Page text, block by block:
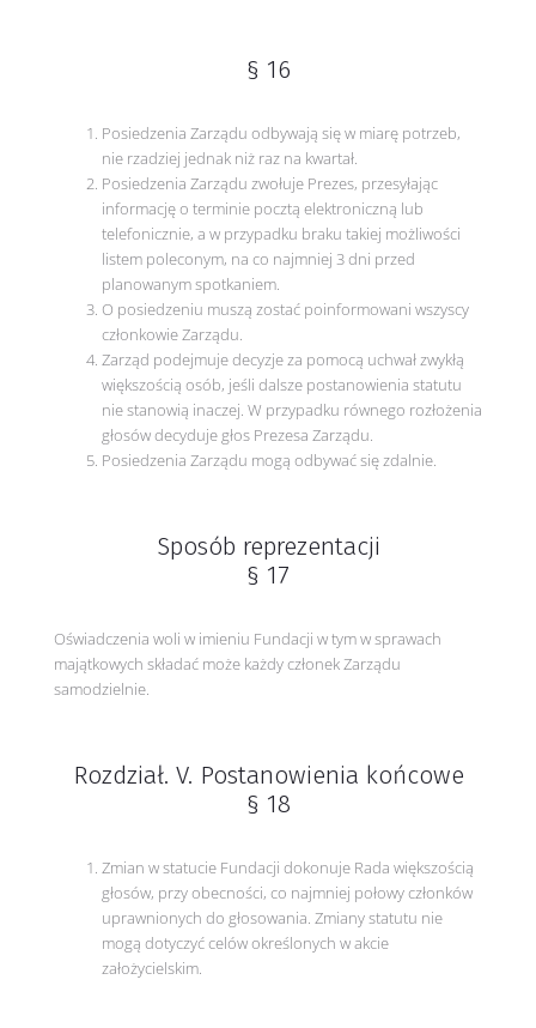
§ 16
Posiedzenia Zarządu odbywają się w miarę potrzeb,
nie rzadziej jednak niż raz na kwartał.
Posiedzenia Zarządu zwołuje Prezes, przesyłając
informację o terminie pocztą elektroniczną lub
telefonicznie, a w przypadku braku takiej możliwości
listem poleconym, na co najmniej 3 dni przed
planowanym spotkaniem.
O posiedzeniu muszą zostać poinformowani wszyscy
członkowie Zarządu.
Zarząd podejmuje decyzje za pomocą uchwał zwykłą
większością osób, jeśli dalsze postanowienia statutu
nie stanowią inaczej. W przypadku równego rozłożenia
głosów decyduje głos Prezesa Zarządu.
Posiedzenia Zarządu mogą odbywać się zdalnie.
Sposób reprezentacji
§ 17
Oświadczenia woli w imieniu Fundacji w tym w sprawach
majątkowych składać może każdy członek Zarządu
samodzielnie.
Rozdział. V. Postanowienia końcowe
§ 18
Zmian w statucie Fundacji dokonuje Rada większością
głosów, przy obecności, co najmniej połowy członków
uprawnionych do głosowania. Zmiany statutu nie
mogą dotyczyć celów określonych w akcie
założycielskim.